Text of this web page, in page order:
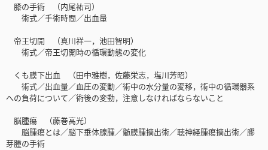
膝の手術 （内尾祐司）
術式／手術時間／出血量
帝王切開 （真川祥一，池田智明）
術式／帝王切開時の循環動態の変化
くも膜下出血 （田中雅樹，佐藤栄志，塩川芳昭）
術式／出血量／血圧の変動／術中の水分量の変移，術中の循環器系
への負荷について／術後の変動，注意しなければならないこと
脳腫瘍 （藤巻高光）
脳腫瘍とは／脳下垂体腺腫／髄膜腫摘出術／聴神経腫瘍摘出術／膠
芽腫の手術